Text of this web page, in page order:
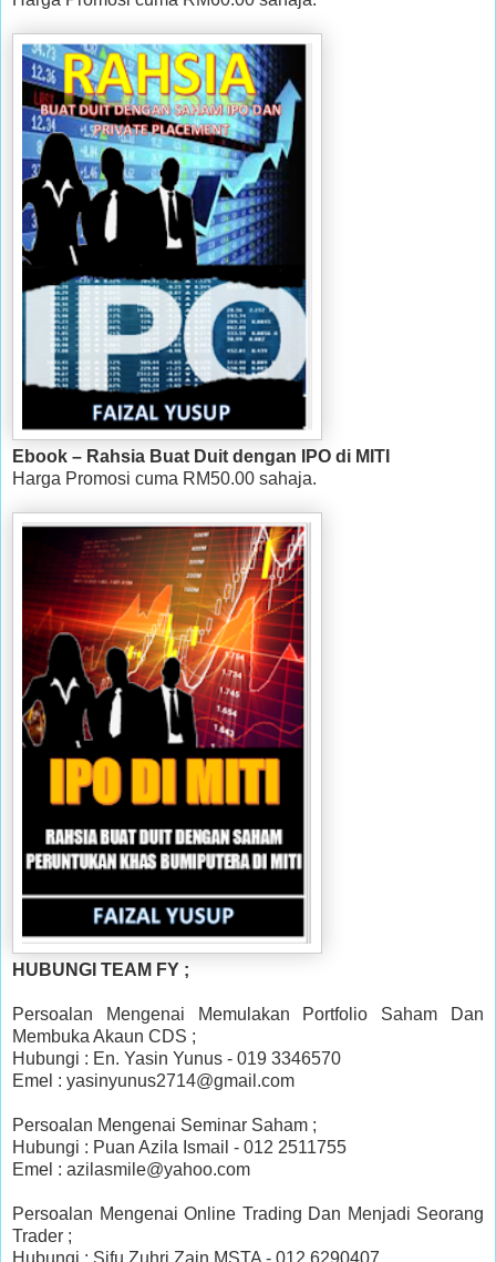
Ebook – Rahsia Buat Duit dengan IPO di MITI
Harga Promosi cuma RM50.00 sahaja.
HUBUNGI TEAM FY ;
Persoalan Mengenai Memulakan Portfolio Saham Dan
Membuka Akaun CDS ;
Hubungi : En. Yasin Yunus - 019 3346570
Emel : yasinyunus2714@gmail.com
Persoalan Mengenai Seminar Saham ;
Hubungi : Puan Azila Ismail - 012 2511755
Emel : azilasmile@yahoo.com
Persoalan Mengenai Online Trading Dan Menjadi Seorang
Trader ;
Hubungi : Sifu Zuhri Zain MSTA - 012 6290407